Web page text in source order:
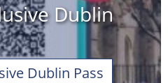
Dublin
Dublin Pass